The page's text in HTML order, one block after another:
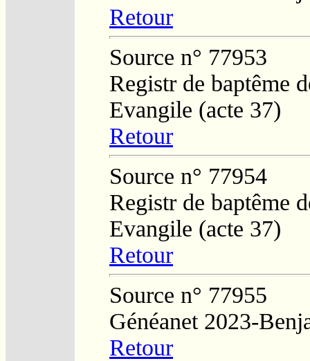
Retour
Source n° 77953
Registr de baptême
Evangile (acte 37)
Retour
Source n° 77954
Registr de baptême
Evangile (acte 37)
Retour
Source n° 77955
Généanet 2023-
Retour